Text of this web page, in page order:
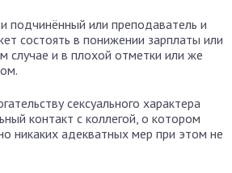
подчинённый или преподаватель и
состоять в понижении зарплаты или
случае и в плохой отметки или же
сексуального характера
контакт с коллегой, о котором
никаких адекватных мер при этом не